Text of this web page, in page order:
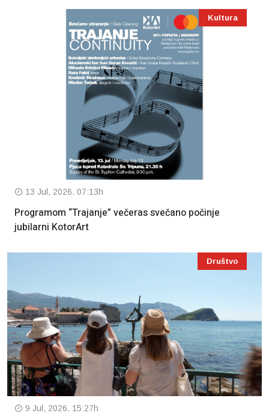
Kultura
13 Jul, 2026. 07:13h
Programom “Trajanje” večeras svečano počinje
jubilarni KotorArt
Društvo
9 Jul, 2026. 15:27h